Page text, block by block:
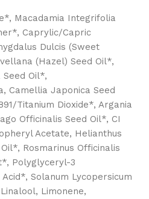
Macadamia Integrifolia
Caprylic/Capric
Dulcis (Sweet
(Hazel) Seed Oil*,
Oil*,
Camellia Japonica Seed
Titanium Dioxide*, Argania
Officinalis Seed Oil*, CI
Acetate, Helianthus
Rosmarinus Officinalis
Polyglyceryl-3
Solanum Lycopersicum
Limonene,